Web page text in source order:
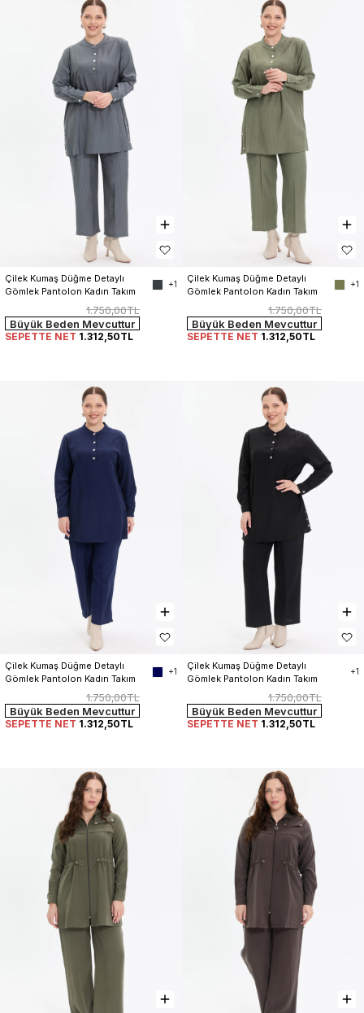
Çilek Kumaş Düğme Detaylı
Gömlek Pantolon Kadın Takım
+1
1.750,00TL
Büyük Beden Mevcuttur
SEPETTE NET 1.312,50TL
Çilek Kumaş Düğme Detaylı
Gömlek Pantolon Kadın Takım
+1
1.750,00TL
Büyük Beden Mevcuttur
SEPETTE NET 1.312,50TL
Çilek Kumaş Düğme Detaylı
Gömlek Pantolon Kadın Takım
+1
1.750,00TL
Büyük Beden Mevcuttur
SEPETTE NET 1.312,50TL
Çilek Kumaş Düğme Detaylı
Gömlek Pantolon Kadın Takım
+1
1.750,00TL
Büyük Beden Mevcuttur
SEPETTE NET 1.312,50TL